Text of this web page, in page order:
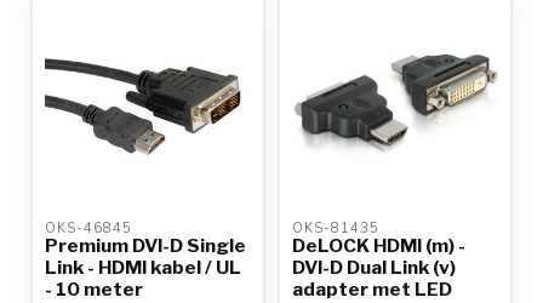
OKS-46845
Premium DVI-D Single
Link - HDMI kabel / UL
- 10 meter
OKS-81435
DeLOCK HDMI (m) -
DVI-D Dual Link (v)
adapter met LED